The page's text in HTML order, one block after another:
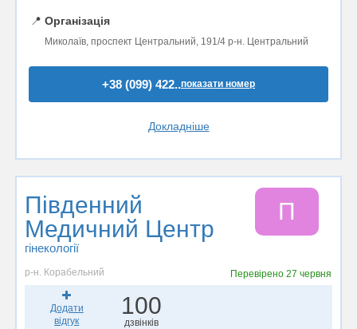
📍 Організація
Миколаїв, проспект Центральний, 191/4 р-н. Центральний
+38 (099) 422..показати номер
Докладніше
Південний
Медичний Центр
гінекології
П
р-н. Корабельний Перевірено27 червня
Додати
відгук
100
дзвінків